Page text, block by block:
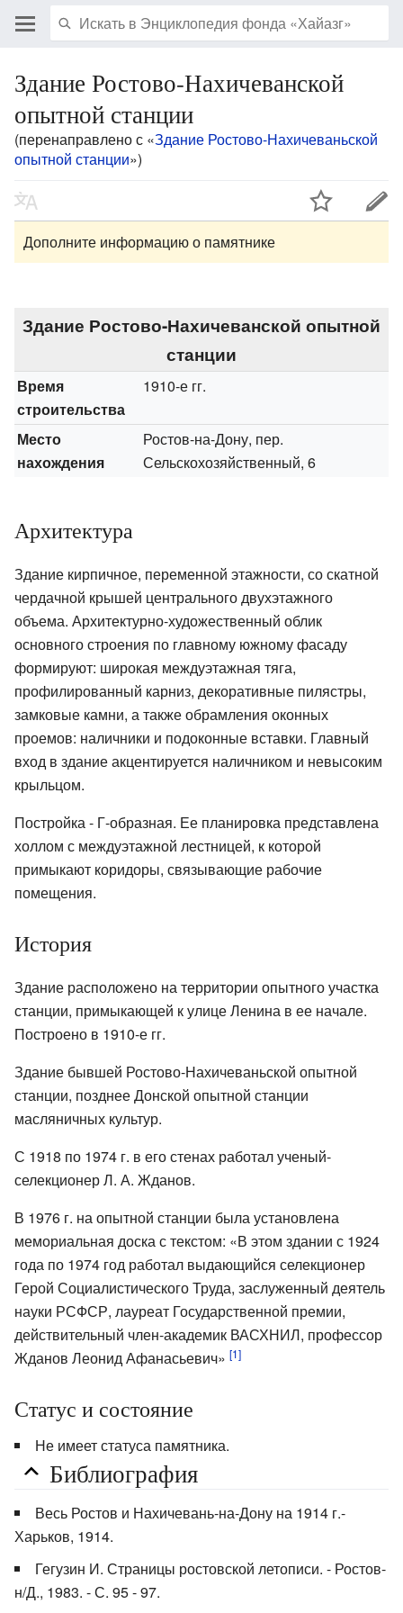
Здание Ростово-Нахичеванской
опытной станции
(перенаправлено с «Здание Ростово-Нахичеваньской
опытной станции»)
Дополните информацию о памятнике
Здание Ростово-Нахичеванской опытной
станции
Время
строительства
1910-е гг.
Место
нахождения
Ростов-на-Дону, пер.
Сельскохозяйственный, 6
Архитектура
Здание кирпичное, переменной этажности, со скатной
чердачной крышей центрального двухэтажного
объема. Архитектурно-художественный облик
основного строения по главному южному фасаду
формируют: широкая междуэтажная тяга,
профилированный карниз, декоративные пилястры,
замковые камни, а также обрамления оконных
проемов: наличники и подоконные вставки. Главный
вход в здание акцентируется наличником и невысоким
крыльцом.
Постройка - Г-образная. Ее планировка представлена
холлом с междуэтажной лестницей, к которой
примыкают коридоры, связывающие рабочие
помещения.
История
Здание расположено на территории опытного участка
станции, примыкающей к улице Ленина в ее начале.
Построено в 1910-е гг.
Здание бывшей Ростово-Нахичеваньской опытной
станции, позднее Донской опытной станции
масляничных культур.
С 1918 по 1974 г. в его стенах работал ученый-
селекционер Л. А. Жданов.
В 1976 г. на опытной станции была установлена
мемориальная доска с текстом: «В этом здании с 1924
года по 1974 год работал выдающийся селекционер
Герой Социалистического Труда, заслуженный деятель
науки РСФСР, лауреат Государственной премии,
действительный член-академик ВАСХНИЛ, профессор
Жданов Леонид Афанасьевич» [1]
Статус и состояние
Не имеет статуса памятника.
Библиография
Весь Ростов и Нахичевань-на-Дону на 1914 г.-
Харьков, 1914.
Гегузин И. Страницы ростовской летописи. - Ростов-
н/Д., 1983. - С. 95 - 97.